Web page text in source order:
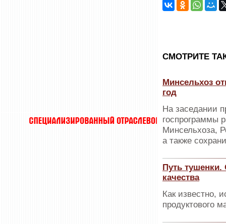
CМОТРИТЕ
Минсельхоз
год
На заседании
госпрограммы
Минсельхоза,
а также
Путь тушенки.
качества
Как известно,
продуктового